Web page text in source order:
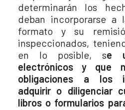
determinarán los
deban incorporarse a
formato y su
inspeccionados,
en lo posible, se
electrónicos y que
obligaciones a los
adquirir o diligenciar
libros o formularios